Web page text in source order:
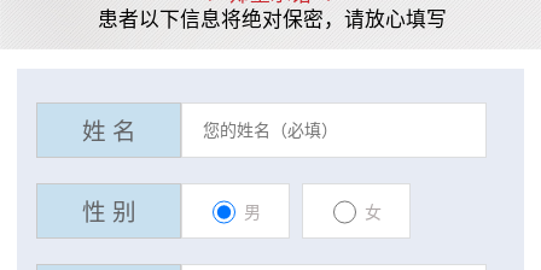
患者以下信息将绝对保密，请放心填写
姓 名
性 别 男 女